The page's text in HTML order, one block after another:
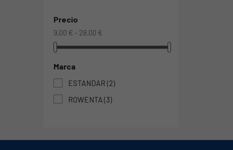
Precio
9,00 € - 28,00 €
Marca
ESTANDAR (2)
ROWENTA (3)